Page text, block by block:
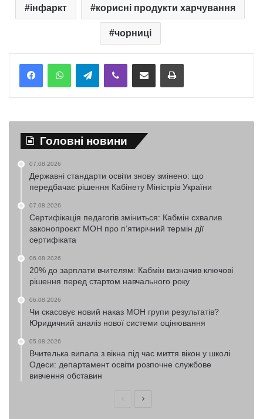
інфаркт корисні продукти харчування
чорниці
TelegramViber Надіслати електронною поштоюНадрукувати
Головні новини
07.08.2026
Державні стандарти освіти знову змінено: що
передбачає рішення Кабінету Міністрів України
07.08.2026
Сертифікація педагогів зміниться: Кабмін схвалив
законопроєкт МОН про п’ятирічний термін дії
сертифіката
06.08.2026
20% до зарплати вчителям: Кабмін визначив ключові
рішення перед стартом навчального року
06.08.2026
Чи скасовує новий наказ МОН групи результатів?
Юридичний аналіз нової системи оцінювання
05.08.2026
Вчителька випала з вікна під час миття вікон у школі
Одеси: департамент освіти розпочне службове
вивчення обставин
ПопередняНаступна